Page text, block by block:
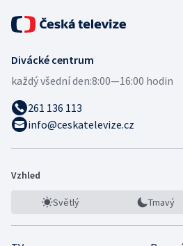
Divácké centrum
každý všední den:8:00—16:00 hodin
261 136 113
info@ceskatelevize.cz
Vzhled
Světlý Tmavý